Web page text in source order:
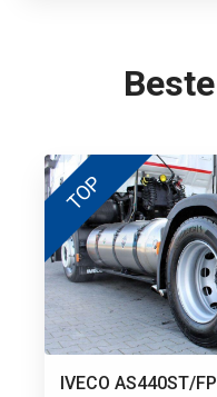
TOP
IVECO AS440ST/